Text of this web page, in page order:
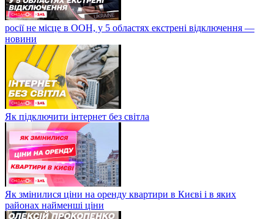
росії не місце в ООН, у 5 областях екстрені відключення —
новини
Як підключити інтернет без світла
Як змінилися ціни на оренду квартири в Києві і в яких
районах найменші ціни